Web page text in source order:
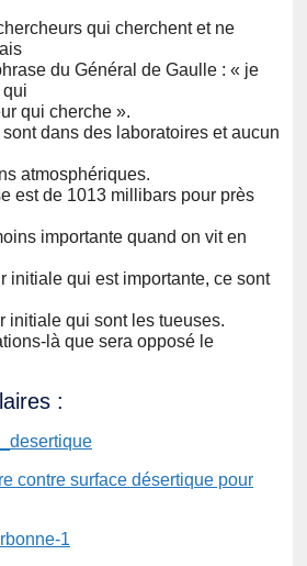
qui cherchent et ne
du Général de Gaulle : « je
qui
qui cherche ».
dans des laboratoires et aucun
atmosphériques.
est de 1013 millibars pour près
importante quand on vit en
initiale qui est importante, ce sont
initiale qui sont les tueuses.
là que sera opposé le
:
contre surface désertique pour